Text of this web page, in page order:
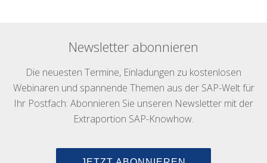
Newsletter abonnieren
Die neuesten Termine, Einladungen zu kostenlosen
Webinaren und spannende Themen aus der SAP-Welt für
Ihr Postfach: Abonnieren Sie unseren Newsletter mit der
Extraportion SAP-Knowhow.